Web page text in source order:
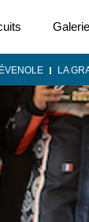
LA